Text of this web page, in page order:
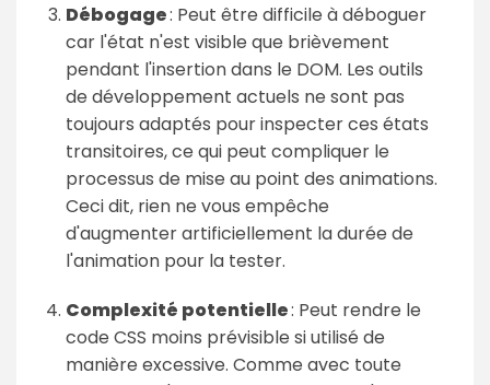
Débogage: Peut être difficile à déboguer
car l'état n'est visible que brièvement
pendant l'insertion dans le DOM. Les outils
de développement actuels ne sont pas
toujours adaptés pour inspecter ces états
transitoires, ce qui peut compliquer le
processus de mise au point des animations.
Ceci dit, rien ne vous empêche
d'augmenter artificiellement la durée de
l'animation pour la tester.
Complexité potentielle: Peut rendre le
code CSS moins prévisible si utilisé de
manière excessive. Comme avec toute